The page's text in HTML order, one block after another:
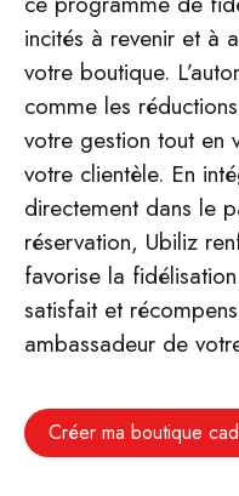
incités à revenir et à
votre boutique.
comme les
votre gestion tout en
votre clientèle. En
directement dans le
réservation, Ubiliz
favorise la
satisfait et
ambassadeur de
Créer ma boutique